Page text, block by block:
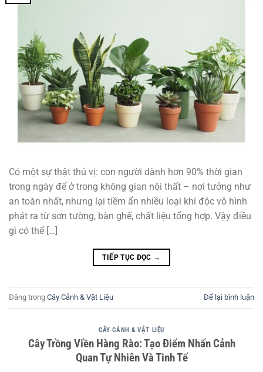
Có một sự thật thú vị: con người dành hơn 90% thời gian
trong ngày để ở trong không gian nội thất – nơi tưởng như
an toàn nhất, nhưng lại tiềm ẩn nhiều loại khí độc vô hình
phát ra từ sơn tường, bàn ghế, chất liệu tổng hợp. Vậy điều
gì có thể […]
TIẾP TỤC ĐỌC →
Đăng trong Cây Cảnh & Vật Liệu Để lại bình luận
CÂY CẢNH & VẬT LIỆU
Cây Trồng Viền Hàng Rào: Tạo Điểm Nhấn Cảnh
Quan Tự Nhiên Và Tinh Tế